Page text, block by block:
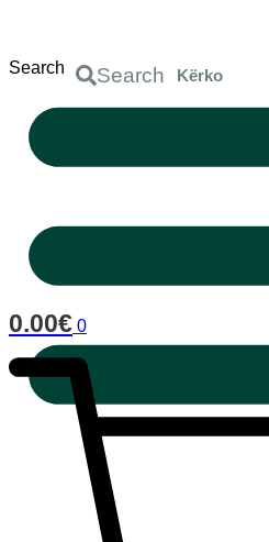
content
Search Search
0.00€ 0